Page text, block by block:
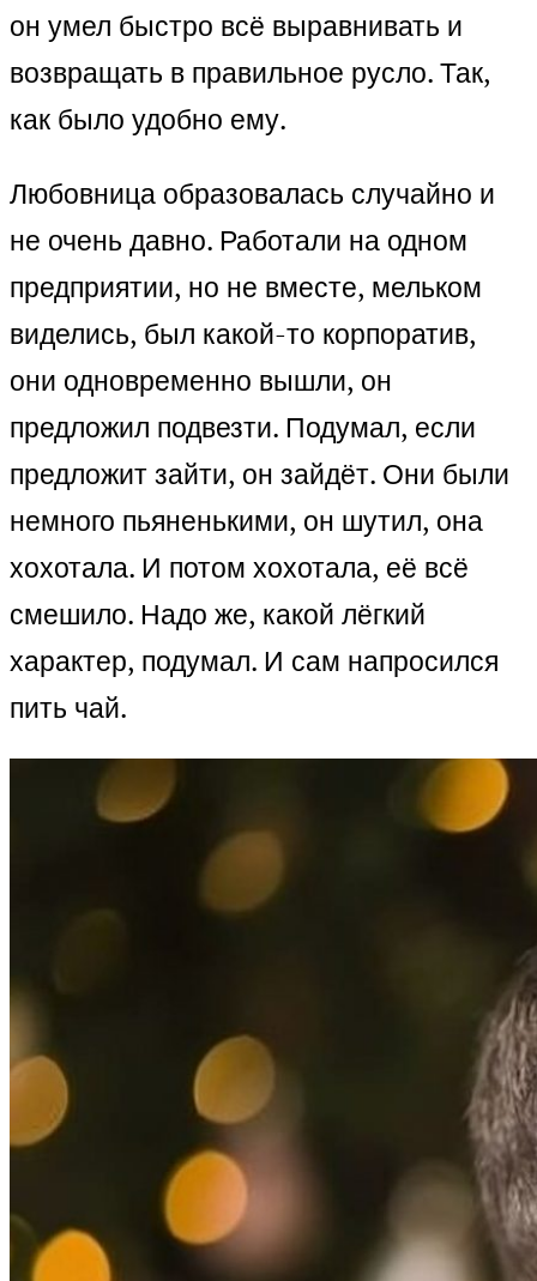
он умел быстро всё выравнивать и
возвращать в правильное русло. Так,
как было удобно ему.
Любовница образовалась случайно и
не очень давно. Работали на одном
предприятии, но не вместе, мельком
виделись, был какой-то корпоратив,
они одновременно вышли, он
предложил подвезти. Подумал, если
предложит зайти, он зайдёт. Они были
немного пьяненькими, он шутил, она
хохотала. И потом хохотала, её всё
смешило. Надо же, какой лёгкий
характер, подумал. И сам напросился
пить чай.